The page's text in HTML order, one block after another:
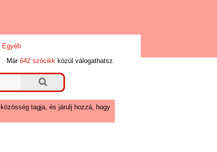
Egyéb
Már642 szócikk közül válogathatsz.
tagja, és járulj hozzá, hogy